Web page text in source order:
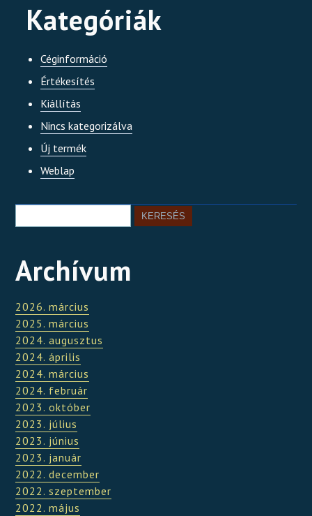
Kategóriák
Céginformáció
Értékesítés
Kiállítás
Nincs kategorizálva
Új termék
Weblap
Archívum
2026. március
2025. március
2024. augusztus
2024. április
2024. március
2024. február
2023. október
2023. július
2023. június
2023. január
2022. december
2022. szeptember
2022. május